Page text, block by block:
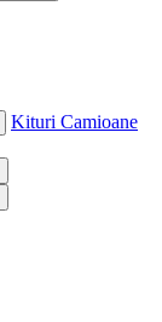
Kituri Camioane